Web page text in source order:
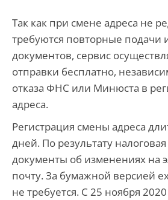
Так как при смене адреса не
требуются повторные подачи
документов, сервис
отправки бесплатно,
отказа ФНС или Минюста в
адреса.
Регистрация смены адреса
дней. По результату
документы об изменениях на
почту. За бумажной версией
не требуется. С 25 ноября